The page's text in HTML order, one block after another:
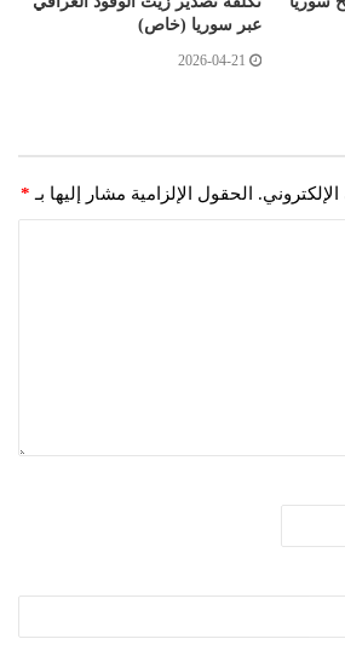
عبر سوريا (خاص)
2026-04-21
الحقول الإلزامية مشار إليها بـ *